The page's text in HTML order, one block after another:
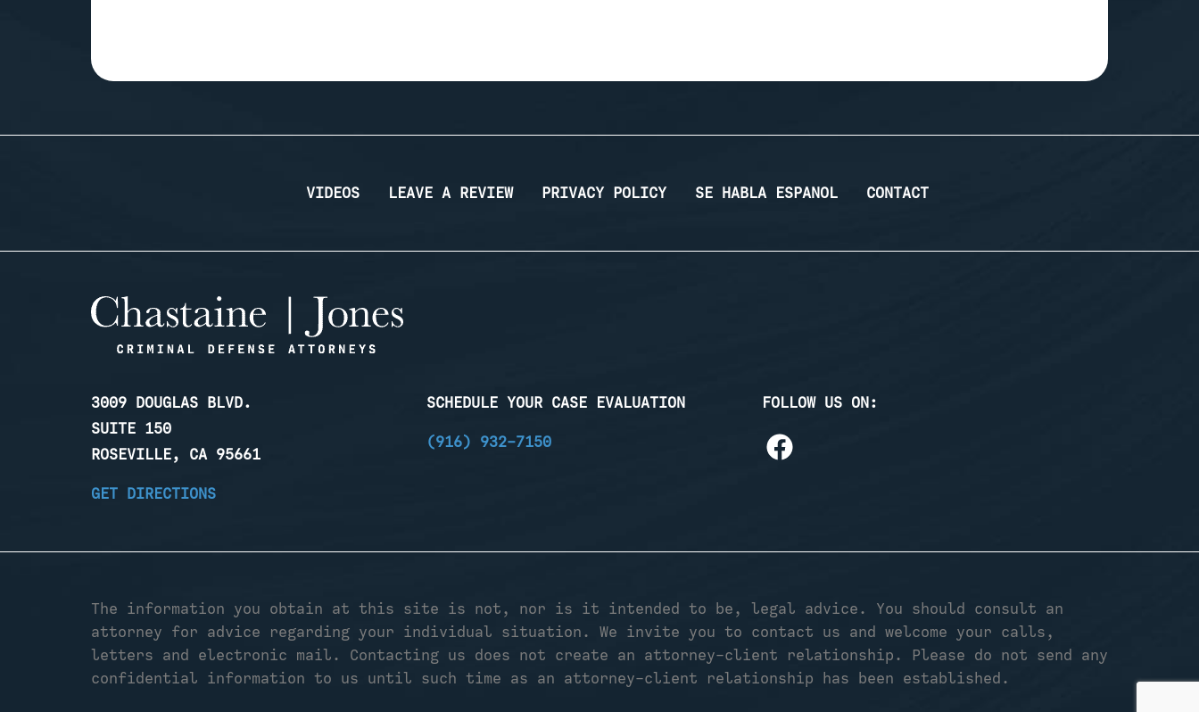
VIDEOS LEAVE A REVIEW PRIVACY POLICY SE HABLA ESPANOL CONTACT
3009 DOUGLAS BLVD.
SUITE 150
ROSEVILLE, CA 95661
GET DIRECTIONS
SCHEDULE YOUR CASE EVALUATION
(916) 932-7150
FOLLOW US ON:
The information you obtain at this site is not, nor is it intended to be, legal advice. You should consult an
attorney for advice regarding your individual situation. We invite you to contact us and welcome your calls,
letters and electronic mail. Contacting us does not create an attorney-client relationship. Please do not send any
confidential information to us until such time as an attorney-client relationship has been established.